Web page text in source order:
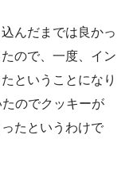
んだまでは良かっ
ので、一度、イン
ということになり
のでクッキーが
たというわけで